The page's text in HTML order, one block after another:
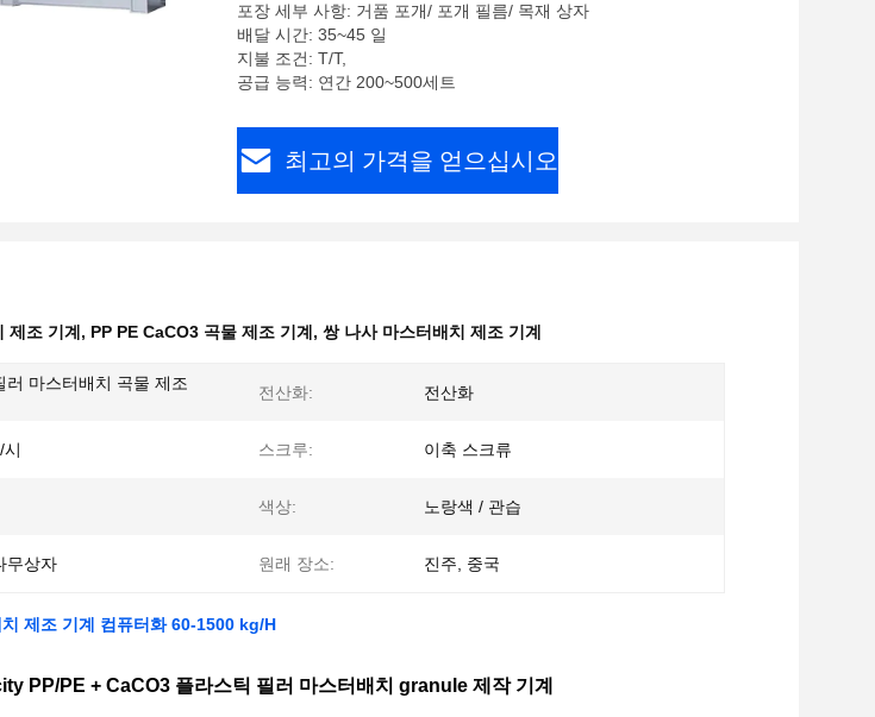
포장 세부 사항: 거품 포개/ 포개 필름/ 목재 상자
배달 시간: 35~45 일
지불 조건: T/T,
공급 능력: 연간 200~500세트
최고의 가격을 얻으십시오
제조 기계 , PP PE CaCO3 곡물 제조 기계 , 쌍 나사 마스터배치 제조 기계
러 마스터배치 곡물 제조
전산화: 전산화
스크루: 이축 스크류
색상: 노랑색 / 관습
무상자 원래 장소: 진주, 중국
제조 기계 컴퓨터화 60-1500 kg/H
PP/PE + CaCO3 플라스틱 필러 마스터배치 granule 제작 기계